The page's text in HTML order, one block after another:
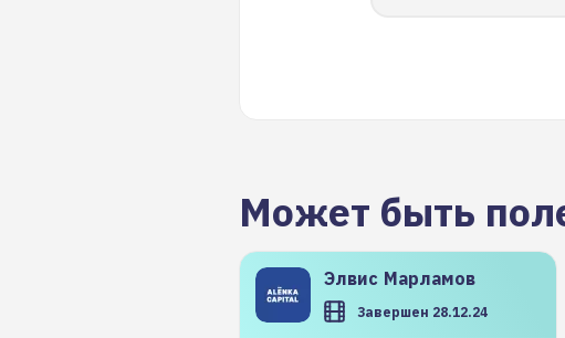
Может быть
Элвис Марламов
Завершен 28.12.24